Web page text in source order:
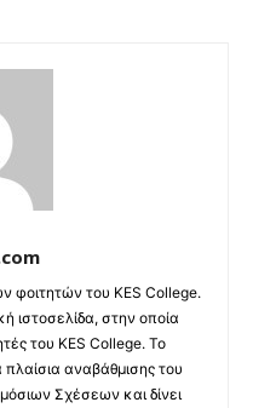
φοιτητών του KES College.
ιστοσελίδα, στην οποία
του KES College. Το
αναβάθμισης του
Σχέσεων και δίνει